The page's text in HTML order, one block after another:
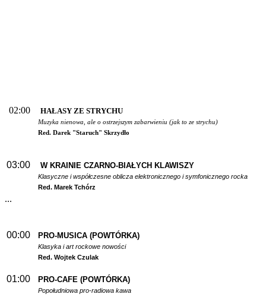
02:00 HAŁASY ZE STRYCHU
Muzyka nienowa, ale o ostrzejszym zabarwieniu (jak to ze strychu)
Red. Darek "Staruch" Skrzydło
03:00 W KRAINIE CZARNO-BIAŁYCH KLAWISZY
Klasyczne i współczesne oblicza elektronicznego i symfonicznego rocka
Red. Marek Tchórz
...
00:00 PRO-MUSICA (POWTÓRKA)
Klasyka i art rockowe nowości
Red. Wojtek Czulak
01:00 PRO-CAFE (POWTÓRKA)
Popołudniowa pro-radiowa kawa